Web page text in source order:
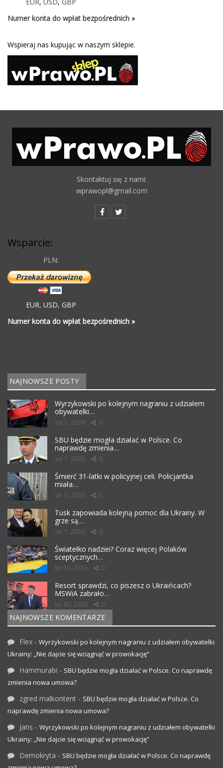
Numer konta do wpłat bezpośrednich »
Wspieraj nas kupując w naszym sklepie.
Skontaktuj się z nami:
wprawopl@gmail.com
Wsparcie:
PLN:
EUR, USD, GBP
Numer konta do wpłat bezpośrednich »
NAJNOWSZE POSTY
Wyrzykowski po kolejnym nagraniu z udziałem
obywatelki…
sie 1, 2026 0
SBU będzie mogła działać w Polsce. Co
naprawdę zmienia…
sie 1, 2026 0
Śmierć 31-latki w policyjnej celi. Policjantka
miała…
sie 1, 2026 0
Tusk zapowiada kolejną pomoc dla Ukrainy. W
grze są…
sie 1, 2026 0
Światełko nadziei? Coraz więcej Polaków
sceptycznych…
lip 30, 2026 0
Resort sprawdzi, co piszesz o Ukraińcach?
MSWiA zabrało…
lip 30, 2026 0
NAJNOWSZE KOMENTARZE
Flex - Wyrzykowski po kolejnym nagraniu z udziałem obywatelki
Ukrainy: „Nie dajcie się wciągnąć w prowokację”
Hammurabi - SBU będzie mogła działać w Polsce. Co naprawdę
zmienia nowa umowa?
zgred malkontent - SBU będzie mogła działać w Polsce. Co
naprawdę zmienia nowa umowa?
Jans - Wyrzykowski po kolejnym nagraniu z udziałem obywatelki
Ukrainy: „Nie dajcie się wciągnąć w prowokację”
Demokryta - SBU będzie mogła działać w Polsce. Co naprawdę